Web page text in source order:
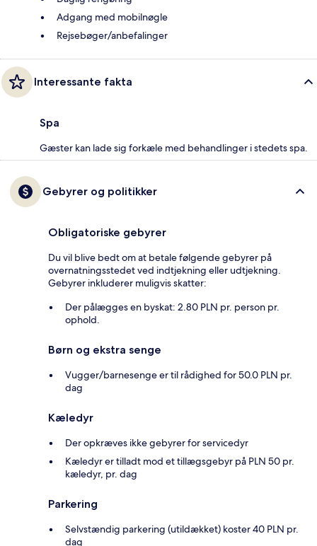
Adgang med mobilnøgle
Rejsebøger/anbefalinger
Interessante fakta
Spa
Gæster kan lade sig forkæle med behandlinger i stedets spa.
Gebyrer og politikker
Obligatoriske gebyrer
Du vil blive bedt om at betale følgende gebyrer på
overnatningsstedet ved indtjekning eller udtjekning.
Gebyrer inkluderer muligvis skatter:
Der pålægges en byskat: 2.80 PLN pr. person pr.
ophold.
Børn og ekstra senge
Vugger/barnesenge er til rådighed for 50.0 PLN pr.
dag
Kæledyr
Der opkræves ikke gebyrer for servicedyr
Kæledyr er tilladt mod et tillægsgebyr på PLN 50 pr.
kæledyr, pr. dag
Parkering
Selvstændig parkering (utildækket) koster 40 PLN pr.
dag